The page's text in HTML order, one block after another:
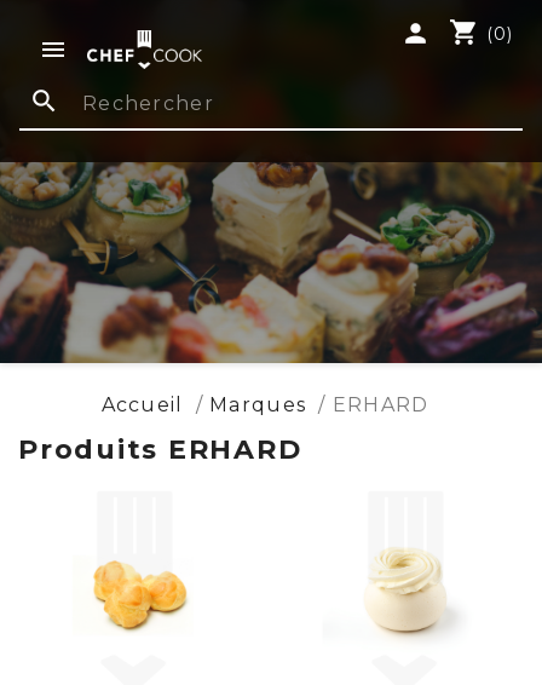

shopping_cart (0)
person
search
Accueil Marques ERHARD
Produits ERHARD